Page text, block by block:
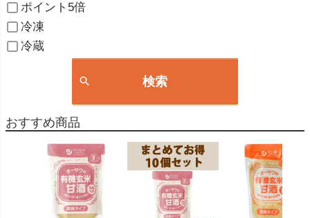
ポイント5倍
冷凍
冷蔵
検索
おすすめ商品